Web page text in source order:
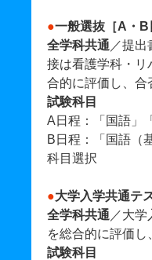
●一般選抜［A・B
全学科共通 ／提
接は看護学科・リ
合的に評価し、合
試験科目
A日程：「国語」
B日程：「国語（
科目選択
●大学入学共通テ
全学科共通 ／大
を総合的に評価し
試験科目